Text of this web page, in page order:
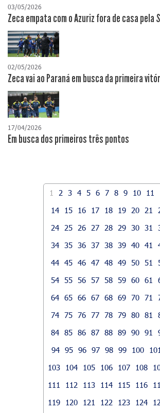
03/05/2026
Zeca empata com o Azuriz fora de casa pela
02/05/2026
Zeca vai ao Paraná em busca da primeira
17/04/2026
​Em busca dos primeiros três pontos
1 2 3 4 5 6 7 8 9 10 11
14
15 16 17 18 19 20 21
24
25 26 27 28 29 30 31
34
35 36 37 38 39 40 41
44 45 46 47 48 49 50 51
54
55 56 57 58 59 60 61
64 65 66 67 68 69 70 71
74 75 76 77 78 79 80 81
84 85 86 87 88 89 90 91
94 95 96 97 98 99 100 101
103
104 105 106 107 108
111
112 113 114 115 116
119
120 121 122 123 124